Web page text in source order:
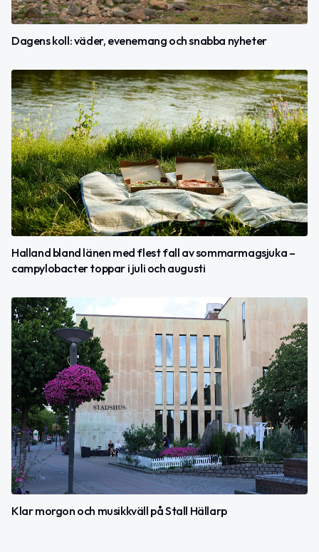
Dagens koll: väder, evenemang och snabba nyheter
Halland bland länen med flest fall av sommarmagsjuka –
campylobacter toppar i juli och augusti
Klar morgon och musikkväll på Stall Hällarp